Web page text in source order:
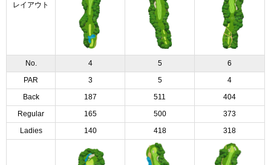
レイアウト
No. 4 5 6
PAR 3 5 4
Back 187 511 404
Regular 165 500 373
Ladies 140 418 318